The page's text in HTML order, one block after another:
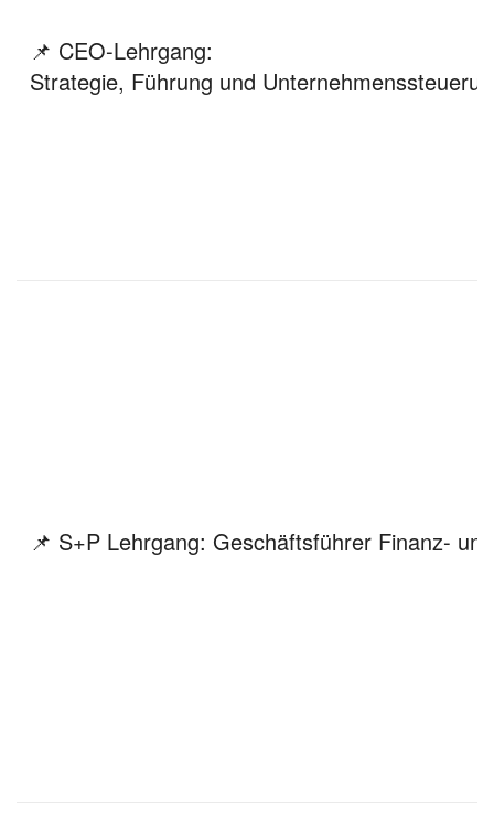
📌 CEO-Lehrgang:
Strategie, Führung und
📌 S+P Lehrgang: Geschäftsführer Finanz-